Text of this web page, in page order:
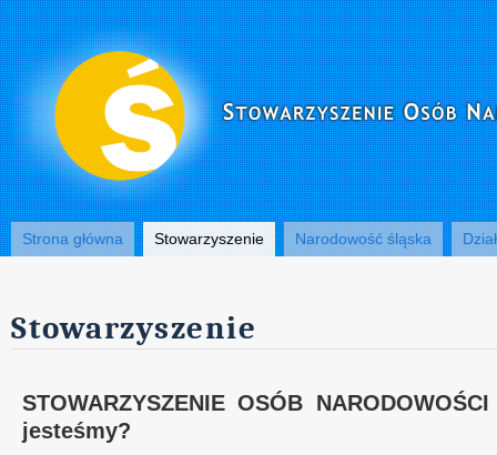
Strona główna Stowarzyszenie Narodowość śląska
Stowarzyszenie
STOWARZYSZENIE OSÓB
jesteśmy?